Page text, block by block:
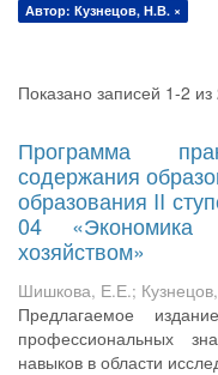
Автор: Кузнецов, Н.В. ×
Показано записей 1-2 из
Программа
содержания
образования II
04 «Экономика
хозяйством»
Шишкова, Е.Е.;
Предлагаемое
профессиональных
навыков в области